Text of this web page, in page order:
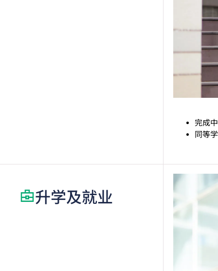
完成
同等
升学及就业